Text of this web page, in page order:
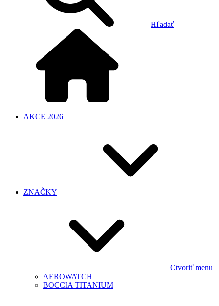
Hľadať
AKCE 2026
ZNAČKY
Otvoriť menu
AEROWATCH
BOCCIA TITANIUM